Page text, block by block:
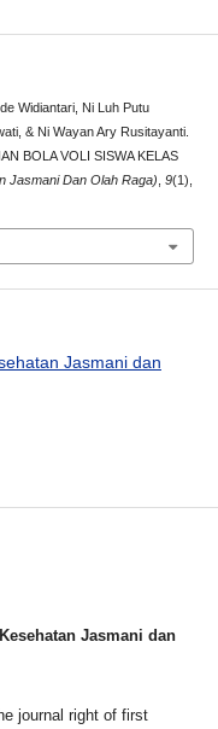
Widiantari, Ni Luh Putu
& Ni Wayan Ary Rusitayanti.
BOLA VOLI SISWA KELAS
Jasmani Dan Olah Raga) 9(1),
Jasmani dan
Jasmani dan
journal right of first